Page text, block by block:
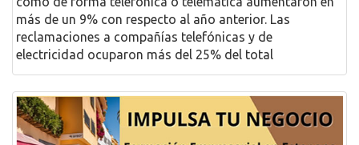
más de un 9% con respecto al año anterior. Las
reclamaciones a compañías telefónicas y de
electricidad ocuparon más del 25% del total